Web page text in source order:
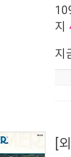
지
지
[